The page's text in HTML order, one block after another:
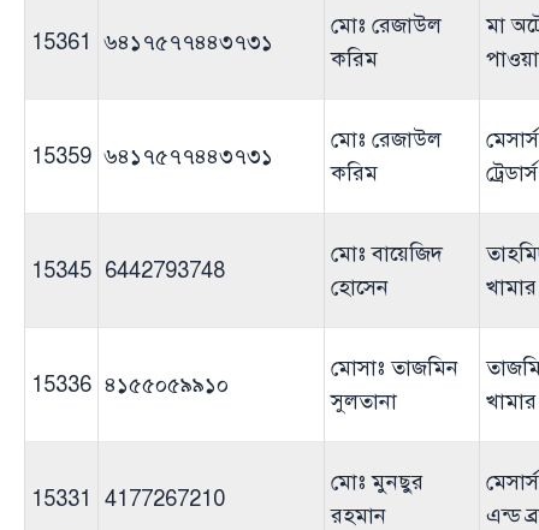
15361 ৬৪১৭৫৭৭৪৪৩৭৩১
মোঃ রেজাউল
করিম
মা
15359 ৬৪১৭৫৭৭৪৪৩৭৩১
মোঃ রেজাউল
করিম
ট্রেডার্স
15345 6442793748
মোঃ বায়েজিদ
হোসেন
খামার
15336 ৪১৫৫০৫৯৯১০
মোসাঃ তাজমিন
সুলতানা
খামার
15331 4177267210
মোঃ মুনছুর
রহমান
এন্ড